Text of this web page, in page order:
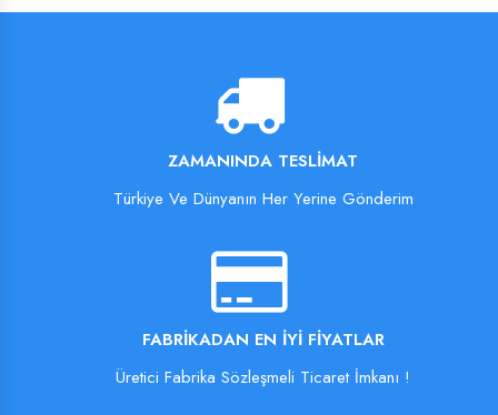
ZAMANINDA TESLIMAT
Türkiye Ve Dünyanın Her Yerine Gönderim
FABRIKADAN EN İYI FIYATLAR
Üretici Fabrika Sözleşmeli Ticaret İmkanı !